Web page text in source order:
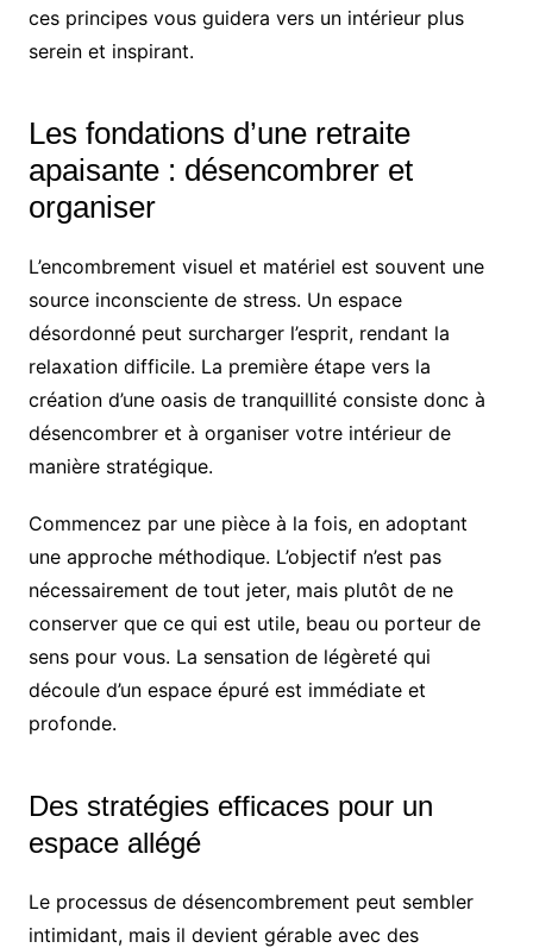
ces principes vous guidera vers un intérieur plus
serein et inspirant.
Les fondations d’une retraite
apaisante : désencombrer et
organiser
L’encombrement visuel et matériel est souvent une
source inconsciente de stress. Un espace
désordonné peut surcharger l’esprit, rendant la
relaxation difficile. La première étape vers la
création d’une oasis de tranquillité consiste donc à
désencombrer et à organiser votre intérieur de
manière stratégique.
Commencez par une pièce à la fois, en adoptant
une approche méthodique. L’objectif n’est pas
nécessairement de tout jeter, mais plutôt de ne
conserver que ce qui est utile, beau ou porteur de
sens pour vous. La sensation de légèreté qui
découle d’un espace épuré est immédiate et
profonde.
Des stratégies efficaces pour un
espace allégé
Le processus de désencombrement peut sembler
intimidant, mais il devient gérable avec des